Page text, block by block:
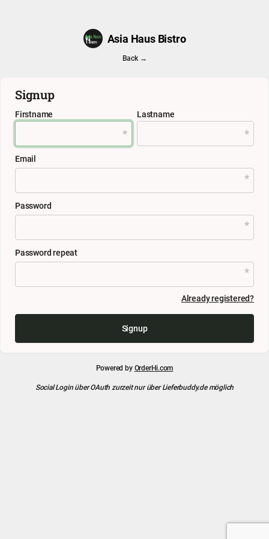
Asia Haus Bistro
Back →
Signup
Firstname Lastname
Email
Password
Password repeat
Already registered?
Signup
Powered byOrderHi.com
Social Login über OAuth zurzeit nur über Lieferbuddy.de möglich